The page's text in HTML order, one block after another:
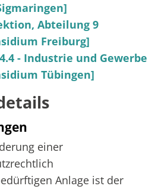
Abteilung 9
Freiburg]
- Industrie und Gewerbe
Tübingen]
einer
Anlage ist der